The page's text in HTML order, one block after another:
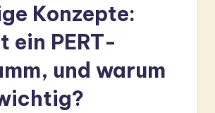
Konzepte:
ein PERT-
und warum